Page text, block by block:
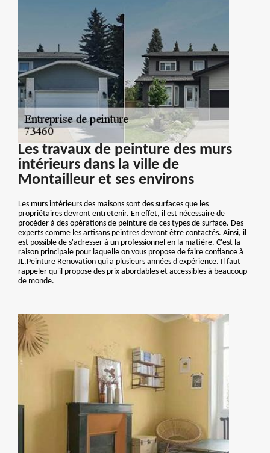
Les travaux de peinture des murs
intérieurs dans la ville de
Montailleur et ses environs
Les murs intérieurs des maisons sont des surfaces que les
propriétaires devront entretenir. En effet, il est nécessaire de
procéder à des opérations de peinture de ces types de surface. Des
experts comme les artisans peintres devront être contactés. Ainsi, il
est possible de s'adresser à un professionnel en la matière. C'est la
raison principale pour laquelle on vous propose de faire confiance à
JL.Peinture Renovation qui a plusieurs années d'expérience. Il faut
rappeler qu'il propose des prix abordables et accessibles à beaucoup
de monde.